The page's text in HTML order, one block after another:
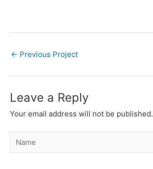
← Previous Project
Leave a Reply
Your email address will not be published.
Name